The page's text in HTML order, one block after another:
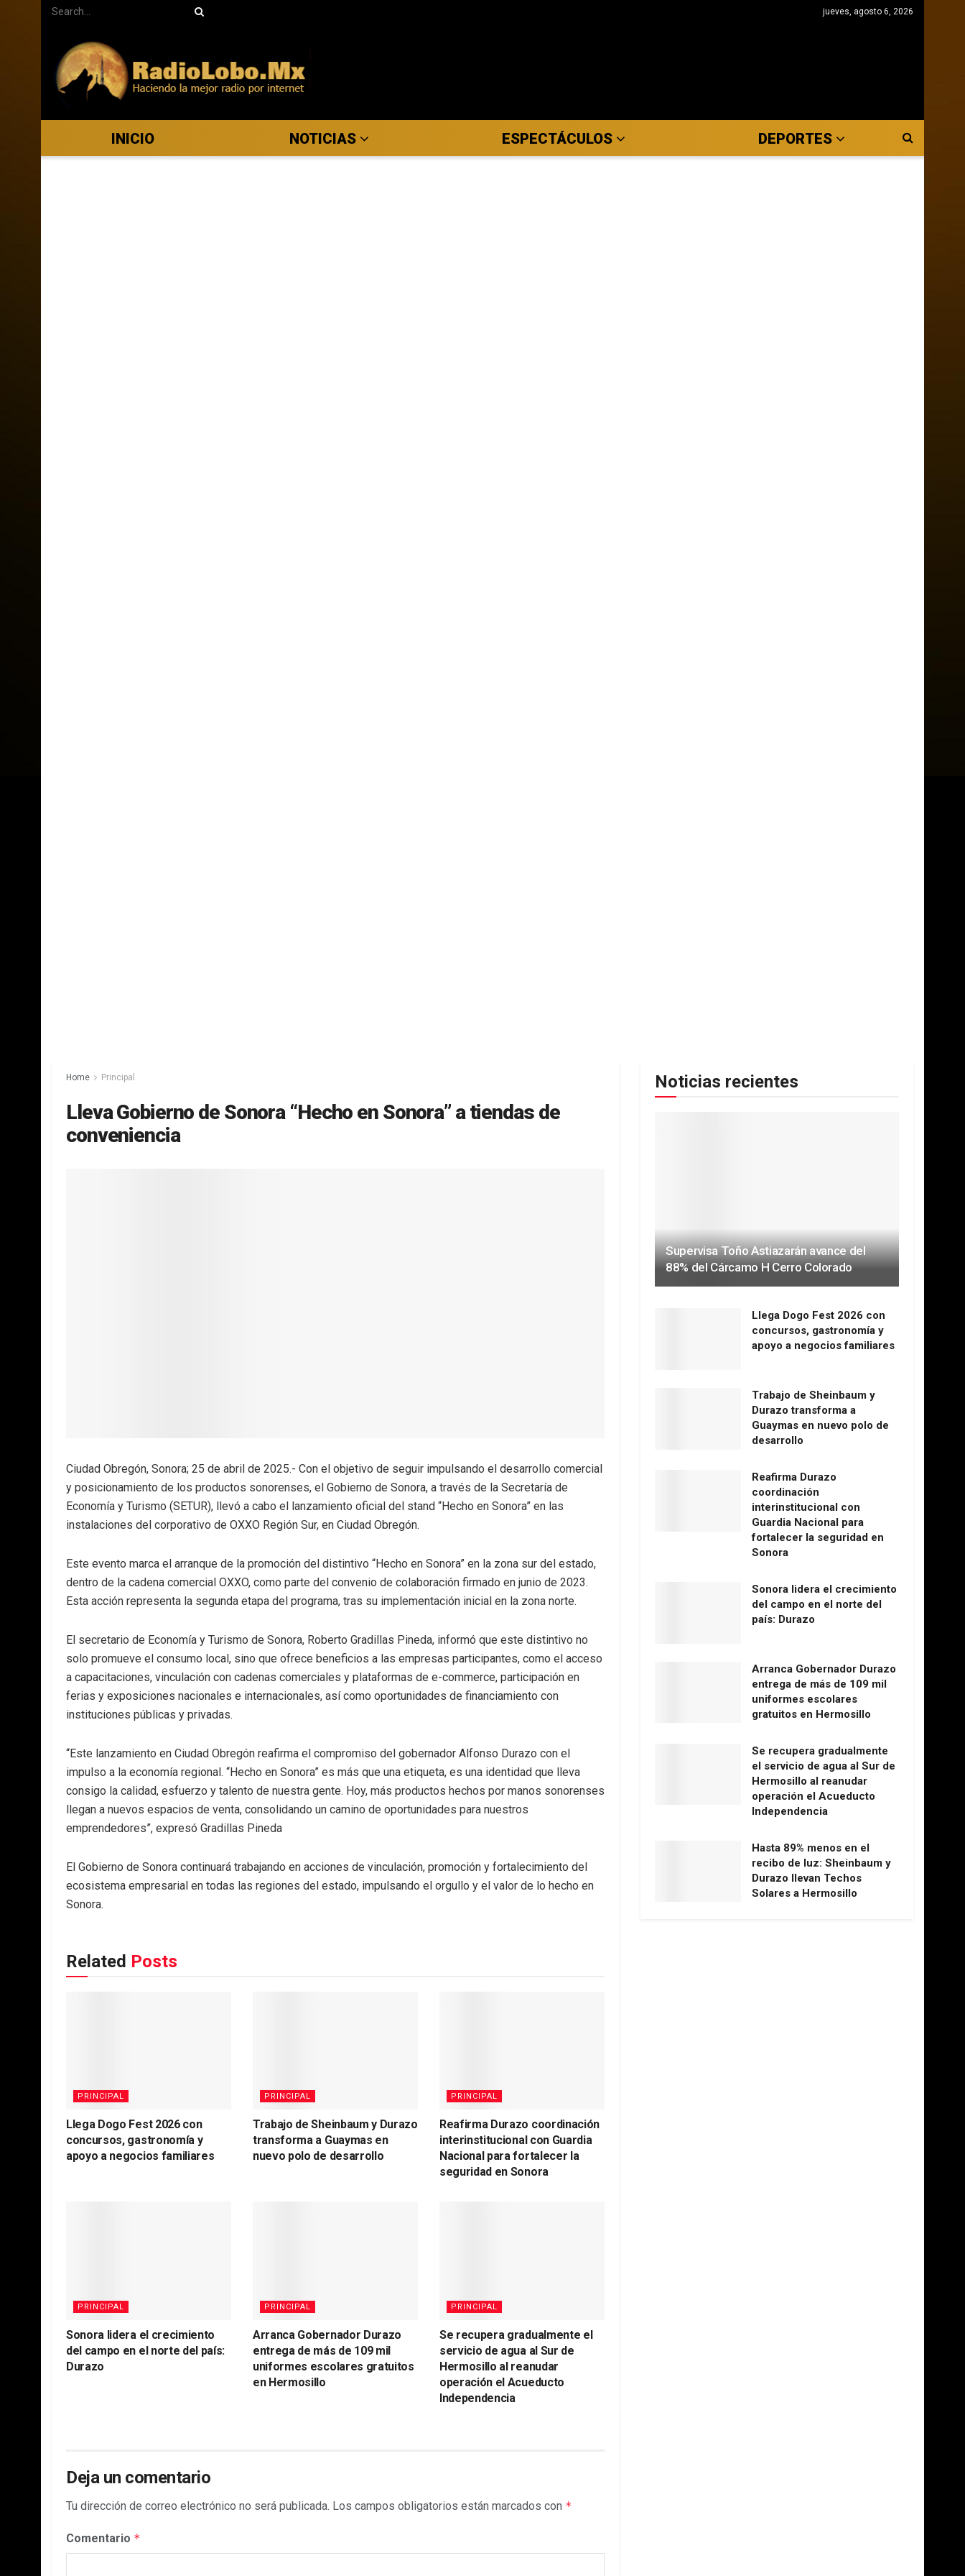
jueves, agosto 6, 2026
INICIO NOTICIAS ESPECTÁCULOS DEPORTES
Home Principal
Lleva Gobierno de Sonora “Hecho en Sonora” a tiendas de
conveniencia
Ciudad Obregón, Sonora; 25 de abril de 2025.- Con el objetivo de seguir impulsando el desarrollo comercial
y posicionamiento de los productos sonorenses, el Gobierno de Sonora, a través de la Secretaría de
Economía y Turismo (SETUR), llevó a cabo el lanzamiento oficial del stand “Hecho en Sonora” en las
instalaciones del corporativo de OXXO Región Sur, en Ciudad Obregón.
Este evento marca el arranque de la promoción del distintivo “Hecho en Sonora” en la zona sur del estado,
dentro de la cadena comercial OXXO, como parte del convenio de colaboración firmado en junio de 2023.
Esta acción representa la segunda etapa del programa, tras su implementación inicial en la zona norte.
El secretario de Economía y Turismo de Sonora, Roberto Gradillas Pineda, informó que este distintivo no
solo promueve el consumo local, sino que ofrece beneficios a las empresas participantes, como el acceso
a capacitaciones, vinculación con cadenas comerciales y plataformas de e-commerce, participación en
ferias y exposiciones nacionales e internacionales, así como oportunidades de financiamiento con
instituciones públicas y privadas.
“Este lanzamiento en Ciudad Obregón reafirma el compromiso del gobernador Alfonso Durazo con el
impulso a la economía regional. “Hecho en Sonora” es más que una etiqueta, es una identidad que lleva
consigo la calidad, esfuerzo y talento de nuestra gente. Hoy, más productos hechos por manos sonorenses
llegan a nuevos espacios de venta, consolidando un camino de oportunidades para nuestros
emprendedores”, expresó Gradillas Pineda
El Gobierno de Sonora continuará trabajando en acciones de vinculación, promoción y fortalecimiento del
ecosistema empresarial en todas las regiones del estado, impulsando el orgullo y el valor de lo hecho en
Sonora.
Related Posts
PRINCIPAL
Llega Dogo Fest 2026 con
concursos, gastronomía y
apoyo a negocios familiares
PRINCIPAL
Trabajo de Sheinbaum y Durazo
transforma a Guaymas en
nuevo polo de desarrollo
PRINCIPAL
Reafirma Durazo coordinación
interinstitucional con Guardia
Nacional para fortalecer la
seguridad en Sonora
PRINCIPAL
Sonora lidera el crecimiento
del campo en el norte del país:
Durazo
PRINCIPAL
Arranca Gobernador Durazo
entrega de más de 109 mil
uniformes escolares gratuitos
en Hermosillo
PRINCIPAL
Se recupera gradualmente el
servicio de agua al Sur de
Hermosillo al reanudar
operación el Acueducto
Independencia
Deja un comentario
Tu dirección de correo electrónico no será publicada. Los campos obligatorios están marcados con *
Comentario *
Noticias recientes
Supervisa Toño Astiazarán avance del
88% del Cárcamo H Cerro Colorado
Llega Dogo Fest 2026 con
concursos, gastronomía y
apoyo a negocios familiares
Trabajo de Sheinbaum y
Durazo transforma a
Guaymas en nuevo polo de
desarrollo
Reafirma Durazo
coordinación
interinstitucional con
Guardia Nacional para
fortalecer la seguridad en
Sonora
Sonora lidera el crecimiento
del campo en el norte del
país: Durazo
Arranca Gobernador Durazo
entrega de más de 109 mil
uniformes escolares
gratuitos en Hermosillo
Se recupera gradualmente
el servicio de agua al Sur de
Hermosillo al reanudar
operación el Acueducto
Independencia
Hasta 89% menos en el
recibo de luz: Sheinbaum y
Durazo llevan Techos
Solares a Hermosillo